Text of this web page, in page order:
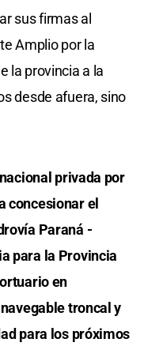
sus firmas al
Amplio por la
la provincia a la
desde afuera, sino
privada por
concesionar el
Paraná -
para la Provincia
en
troncal y
para los próximos